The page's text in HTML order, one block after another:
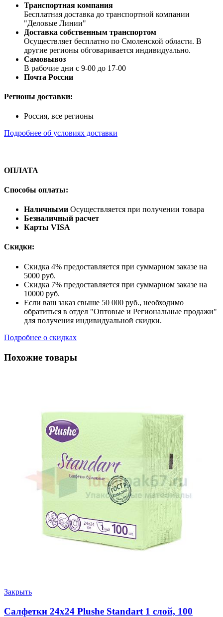
Транспортная компания
Бесплатная доставка до транспортной компании
"Деловые Линии"
Доставка собственным транспортом
Осуществляет бесплатно по Смоленской области. В
другие регионы обговаривается индивидуально.
Самовывоз
В рабочие дни с 9-00 до 17-00
Почта России
Регионы доставки:
Россия, все регионы
Подробнее об условиях доставки
ОПЛАТА
Способы оплаты:
Наличными Осуществляется при получении товара
Безналичный расчет
Карты VISA
Скидки:
Скидка 4% предоставляется при суммарном заказе на
5000 руб.
Скидка 7% предоставляется при суммарном заказе на
10000 руб.
Если ваш заказ свыше 50 000 руб., необходимо
обратиться в отдел "Оптовые и Региональные продажи"
для получения индивидуальной скидки.
Подробнее о скидках
Похожие товары
Закрыть
Салфетки 24х24 Plushe Standart 1 слой, 100